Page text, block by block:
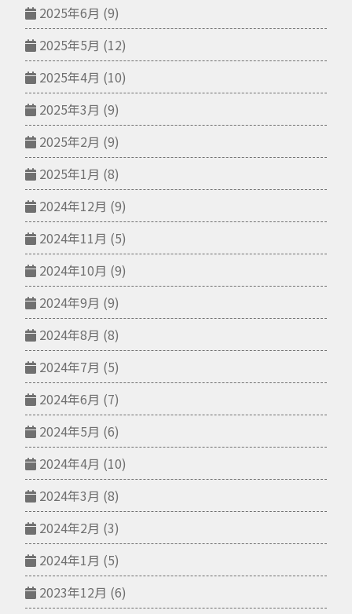
2025年6月 (9)
2025年5月 (12)
2025年4月 (10)
2025年3月 (9)
2025年2月 (9)
2025年1月 (8)
2024年12月 (9)
2024年11月 (5)
2024年10月 (9)
2024年9月 (9)
2024年8月 (8)
2024年7月 (5)
2024年6月 (7)
2024年5月 (6)
2024年4月 (10)
2024年3月 (8)
2024年2月 (3)
2024年1月 (5)
2023年12月 (6)